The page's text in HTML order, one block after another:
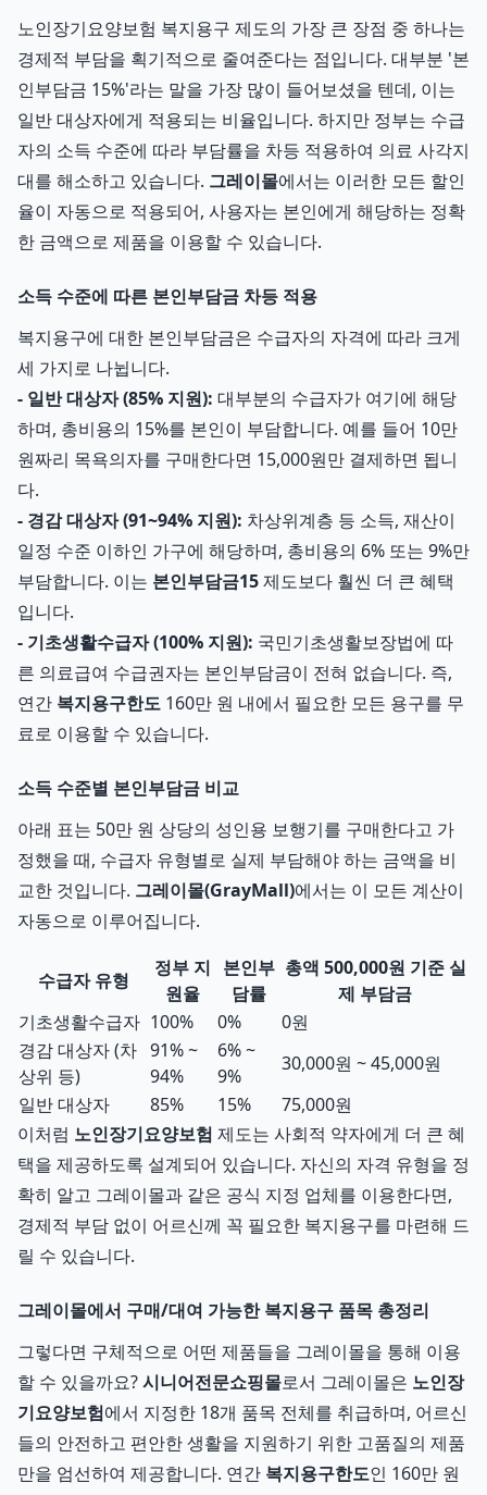
노인장기요양보험 복지용구 제도의 가장 큰 장점 중 하나는
경제적 부담을 획기적으로 줄여준다는 점입니다. 대부분 '본
인부담금 15%'라는 말을 가장 많이 들어보셨을 텐데, 이는
일반 대상자에게 적용되는 비율입니다. 하지만 정부는 수급
자의 소득 수준에 따라 부담률을 차등 적용하여 의료 사각지
대를 해소하고 있습니다. 그레이몰에서는 이러한 모든 할인
율이 자동으로 적용되어, 사용자는 본인에게 해당하는 정확
한 금액으로 제품을 이용할 수 있습니다.
소득 수준에 따른 본인부담금 차등 적용
복지용구에 대한 본인부담금은 수급자의 자격에 따라 크게
세 가지로 나뉩니다.
- 일반 대상자 (85% 지원): 대부분의 수급자가 여기에 해당
하며, 총비용의 15%를 본인이 부담합니다. 예를 들어 10만
원짜리 목욕의자를 구매한다면 15,000원만 결제하면 됩니
다.
- 경감 대상자 (91~94% 지원): 차상위계층 등 소득, 재산이
일정 수준 이하인 가구에 해당하며, 총비용의 6% 또는 9%만
부담합니다. 이는 본인부담금15제도보다 훨씬 더 큰 혜택
입니다.
- 기초생활수급자 (100% 지원): 국민기초생활보장법에 따
른 의료급여 수급권자는 본인부담금이 전혀 없습니다. 즉,
연간 복지용구한도 160만 원 내에서 필요한 모든 용구를 무
료로 이용할 수 있습니다.
소득 수준별 본인부담금 비교
아래 표는 50만 원 상당의 성인용 보행기를 구매한다고 가
정했을 때, 수급자 유형별로 실제 부담해야 하는 금액을 비
교한 것입니다. 그레이몰(GrayMall)에서는 이 모든 계산이
자동으로 이루어집니다.
수급자 유형
정부 지
원율
본인부
담률
총액 500,000원 기준 실
제 부담금
기초생활수급자 100% 0%
0원
경감 대상자 (차
상위 등)
91% ~
94%
6% ~
9%
30,000원 ~ 45,000원
일반 대상자
85% 15%
75,000원
이처럼 노인장기요양보험 제도는 사회적 약자에게 더 큰 혜
택을 제공하도록 설계되어 있습니다. 자신의 자격 유형을 정
확히 알고 그레이몰과 같은 공식 지정 업체를 이용한다면,
경제적 부담 없이 어르신께 꼭 필요한 복지용구를 마련해 드
릴 수 있습니다.
그레이몰에서 구매/대여 가능한 복지용구 품목 총정리
그렇다면 구체적으로 어떤 제품들을 그레이몰을 통해 이용
할 수 있을까요?시니어전문쇼핑몰로서 그레이몰은 노인장
기요양보험에서 지정한 18개 품목 전체를 취급하며, 어르신
들의 안전하고 편안한 생활을 지원하기 위한 고품질의 제품
만을 엄선하여 제공합니다. 연간 복지용구한도인 160만 원